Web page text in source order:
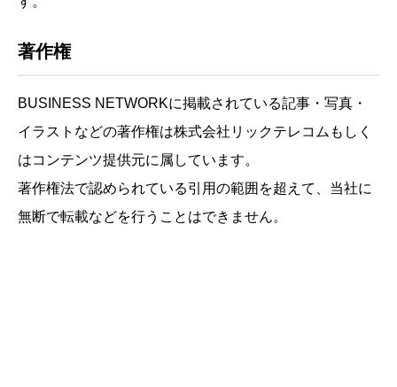
著作権
BUSINESS NETWORKに掲載されている記事・写真・
イラストなどの著作権は株式会社リックテレコムもしく
はコンテンツ提供元に属しています。
著作権法で認められている引用の範囲を超えて、当社に
無断で転載などを行うことはできません。